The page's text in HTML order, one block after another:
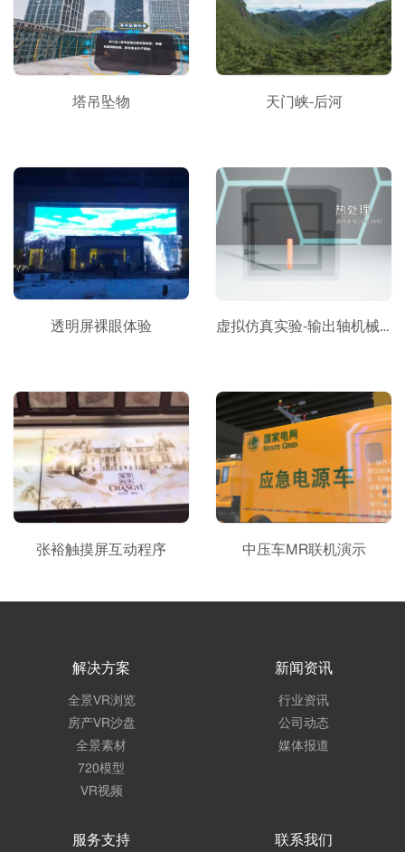
塔吊坠物 天门峡-后河
透明屏裸眼体验 虚拟仿真实验-输出轴机械加工工艺过程
张裕触摸屏互动程序 中压车MR联机演示
解决方案
全景VR浏览
房产VR沙盘
全景素材
720模型
VR视频
新闻资讯
行业资讯
公司动态
媒体报道
服务支持 联系我们